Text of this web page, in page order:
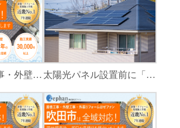
松原市の屋根工事・外壁工事・外装リフォームはゼファン！松原市内の工事事例もご紹介 太陽光パネル設置前に「屋根カバー工法」をすべき理由！葺き替えとの違いや費用・雨漏り対策をプロが解説